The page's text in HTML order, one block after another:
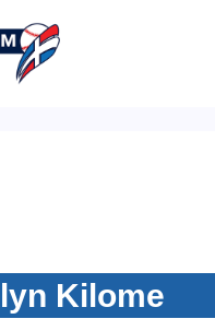
Kilome